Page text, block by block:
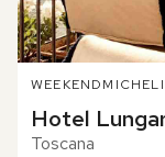
WEEKEND
Hotel
Toscana